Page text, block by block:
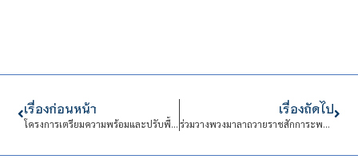
เรื่องก่อนหน้า
โครงการเตรียมความพร้อมและปรับพื้นฐานสำหรับนักศึกษาใหม่ สาขาออกแบบดิจิทัลและเทคโนโลยี รุ่นที่ 69
เรื่องถัดไป
ร่วมวางพวงมาลาถวายราชสักการะพระบาทสมเด็จพระปกเกล้าเจ้าอยู่หัว เนื่องในวันสวรรคต